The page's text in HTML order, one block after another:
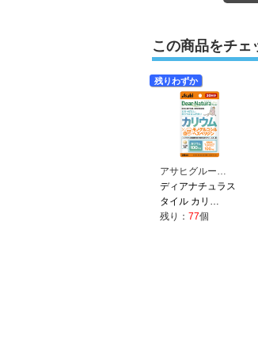
この商品をチェ
アサヒグルー…
ディアナチュラス
タイル カリ…
残り： 77個
残りわずか